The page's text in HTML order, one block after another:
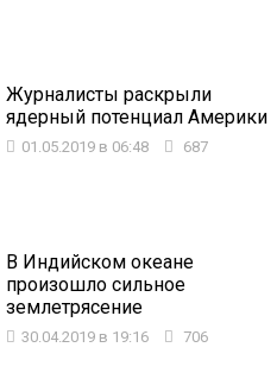
Журналисты раскрыли
ядерный потенциал Америки
01.05.2019 в 06:48 687
В Индийском океане
произошло сильное
землетрясение
30.04.2019 в 19:16 706